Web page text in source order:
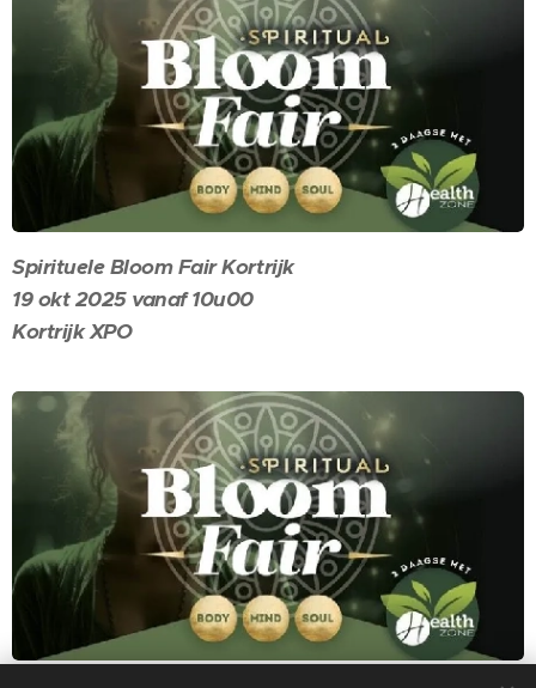
Spirituele Bloom Fair Kortrijk
19 okt 2025 vanaf 10u00
Kortrijk XPO